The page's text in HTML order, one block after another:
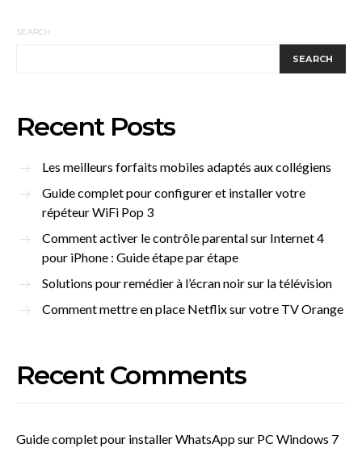
SEARCH
SEARCH
Recent Posts
Les meilleurs forfaits mobiles adaptés aux collégiens
Guide complet pour configurer et installer votre
répéteur WiFi Pop 3
Comment activer le contrôle parental sur Internet 4
pour iPhone : Guide étape par étape
Solutions pour remédier à l’écran noir sur la télévision
Comment mettre en place Netflix sur votre TV Orange
Recent Comments
Guide complet pour installer WhatsApp sur PC Windows 7